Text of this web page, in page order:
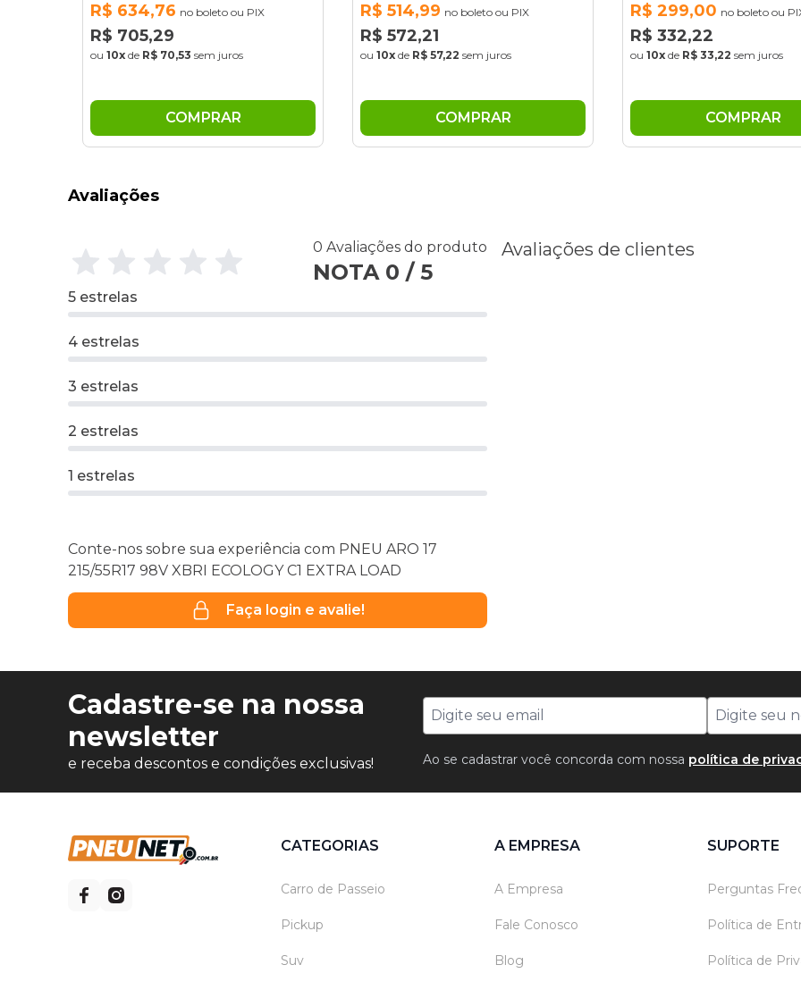
R$ 634,76 no boleto ou PIX
R$ 705,29
ou 10x de R$ 70,53 sem juros
COMPRAR
R$ 514,99 no boleto ou PIX
R$ 572,21
ou 10x de R$ 57,22 sem juros
COMPRAR
R$ 299,00 no boleto ou
R$ 332,22
ou 10x de R$ 33,22 sem juros
COMPRAR
Avaliações
0 Avaliações do produto
NOTA 0 / 5
5 estrelas
4 estrelas
3 estrelas
2 estrelas
1 estrelas
Conte-nos sobre sua experiência com PNEU ARO 17
215/55R17 98V XBRI ECOLOGY C1 EXTRA LOAD
Faça login e avalie!
Avaliações de clientes
Cadastre-se na nossa
newsletter
e receba descontos e condições exclusivas! Ao se cadastrar você concorda com nossa política de
CATEGORIAS
Carro de Passeio
Pickup
Suv
A EMPRESA
A Empresa
Fale Conosco
Blog
SUPORTE
Perguntas
Política de
Política de